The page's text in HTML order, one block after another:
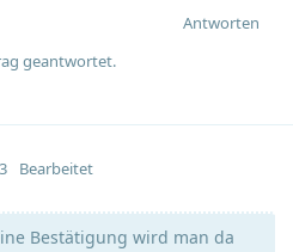
Antworten
geantwortet.
Bearbeitet
Bestätigung wird man da